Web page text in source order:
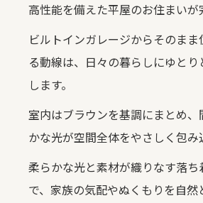
高性能を備えた平屋のお住まいが
ビルトインガレージからそのま
る動線は、日々の暮らしにゆと
します。
室内はブラウンを基調にまとめ、
かな光が空間全体をやさしく包み
柔らかな光と素材が織りなす落
で、家族の気配やぬくもりを自然